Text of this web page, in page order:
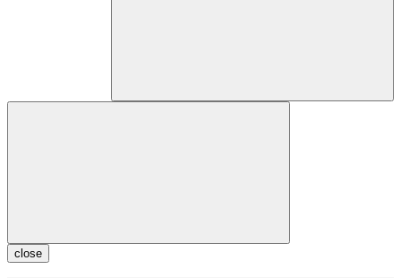
close